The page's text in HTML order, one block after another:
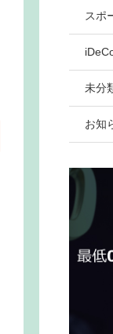
スポ
未分
お知